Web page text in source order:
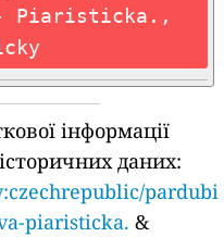
- Piaristicka.,
інформації
даних:
pardubi
piaristicka. &